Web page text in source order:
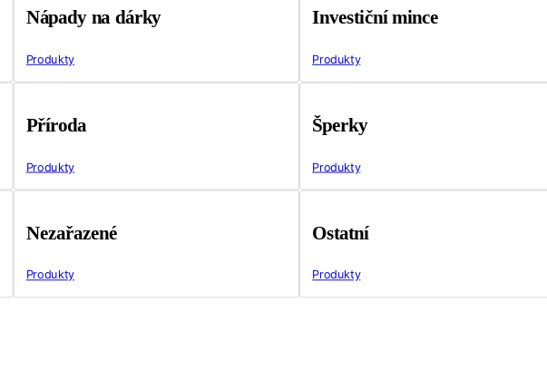
Nápady na dárky
Produkty
Investiční mince
Produkty
Příroda
Produkty
Šperky
Produkty
Nezařazené
Produkty
Ostatní
Produkty